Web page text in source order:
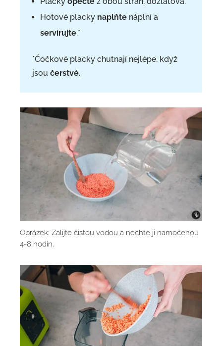
Hotové placky naplňte náplní a
servírujte.*
*Čočkové placky chutnají nejlépe, když
jsou čerstvé.
Obrázek: Zalijte čistou vodou a nechte ji namočenou
4-8 hodin.